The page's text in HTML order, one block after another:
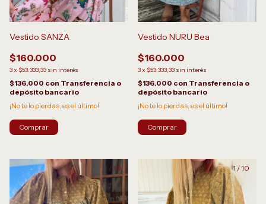
Vestido SANZA
$160.000
3x $53.333,33 sin interés
$136.000 con Transferencia o
depósito bancario
¡No te lo pierdas, es el último!
Comprar
Vestido NURU Bea
$160.000
3x $53.333,33 sin interés
$136.000 con Transferencia o
depósito bancario
¡No te lo pierdas, es el último!
Comprar
1 / 10 1 /10